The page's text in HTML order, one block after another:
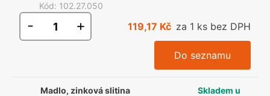
Kód: 102.27.050
- + 119,17 Kč za 1 ks bez DPH
Do seznamu
Madlo, zinková slitina
Skladem u